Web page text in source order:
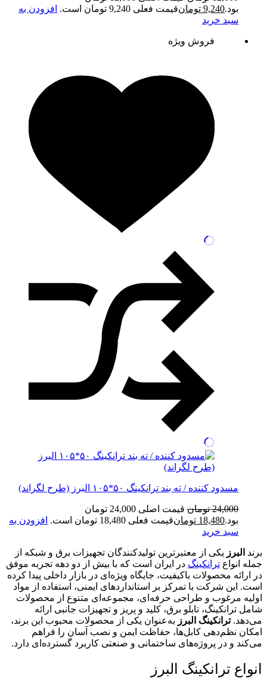
بود.9,240 تومانقیمت فعلی 9,240 تومان است.
افزودن به
سبد خرید
فروش ویژه
مسدود کننده / ته بند ترانکینگ ۵۰*۱۰۵ البرز (طرح لگراند)
24,000 تومان
قیمت اصلی 24,000 تومان
بود.18,480 تومانقیمت فعلی 18,480 تومان است.
افزودن به
سبد خرید
برند البرز یکی از معتبرترین تولیدکنندگان تجهیزات برق و شبکه از
جمله انواع ترانکینگ در ایران است که با بیش از دو دهه تجربه موفق
در ارائه محصولات باکیفیت، جایگاه ویژه‌ای در بازار داخلی پیدا کرده
است. این شرکت با تمرکز بر استانداردهای ایمنی، استفاده از مواد
اولیه مرغوب و طراحی حرفه‌ای، مجموعه‌ای متنوع از محصولات
شامل ترانکینگ، تابلو برق، کلید و پریز و تجهیزات جانبی ارائه
می‌دهد.ترانکینگ البرز به‌عنوان یکی از محصولات محبوب این برند،
امکان نظم‌دهی کابل‌ها، حفاظت ایمن و نصب آسان را فراهم
می‌کند و در پروژه‌های ساختمانی و صنعتی کاربرد گسترده‌ای دارد.
انواع ترانکینگ البرز